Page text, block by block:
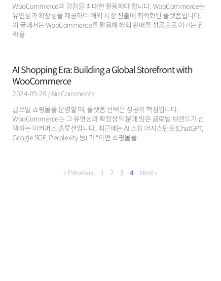
WooCommerce의 강점을 최대한 활용해야 합니다. WooCommerce는
유연성과 확장성을 제공하여 해외 시장 진출에 최적화된 플랫폼입니다.
이 글에서는 WooCommerce를 활용해 해외 판매를 성공으로 이끄는 전
략을
AI Shopping Era: Building a Global Storefront with
WooCommerce
2024-09-26 No Comments
글로벌 쇼핑몰을 운영할 때, 플랫폼 선택은 성공의 핵심입니다.
WooCommerce는 그 유연성과 확장성 덕분에 많은 글로벌 브랜드가 선
택하는 이커머스 솔루션입니다. 최근에는 AI 쇼핑 어시스턴트(ChatGPT,
Google SGE, Perplexity 등) 가 “어떤 쇼핑몰을
« Previous 1 2 3 4 Next »